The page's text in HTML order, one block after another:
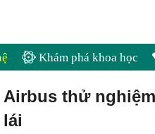
Khám phá khoa học
Airbus thử
lái